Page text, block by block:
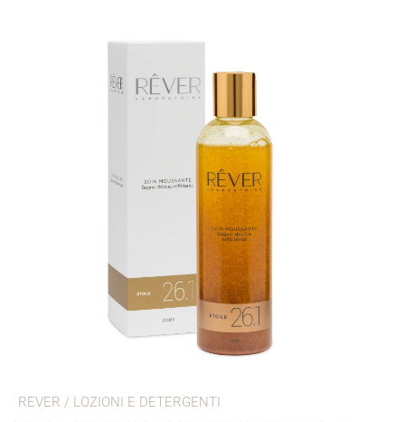
REVER / LOZIONI E DETERGENTI